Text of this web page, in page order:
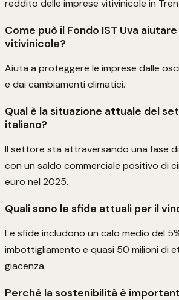
reddito delle imprese vitivinicole in
Come può il Fondo IST Uva
vitivinicole?
Aiuta a proteggere le imprese dalle
e dai cambiamenti climatici.
Qual è la situazione attuale del
italiano?
Il settore sta attraversando una fase
con un saldo commerciale positivo di
euro nel 2025.
Quali sono le sfide attuali per il
Le sfide includono un calo medio del
imbottigliamento e quasi 50 milioni di
giacenza.
Perché la sostenibilità è